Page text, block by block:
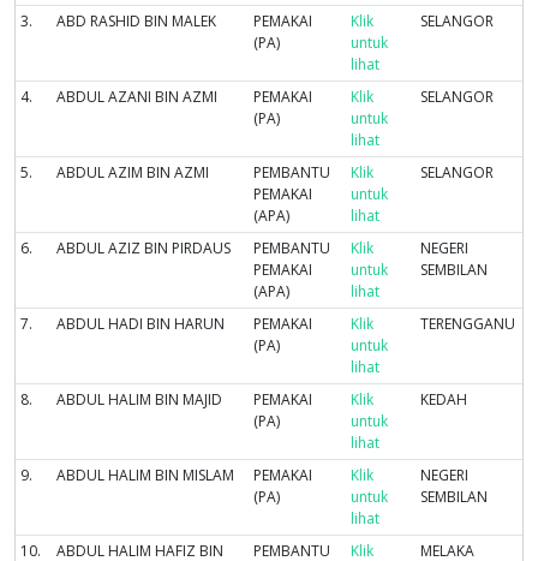
3. ABD RASHID BIN MALEK
PEMAKAI
(PA)
Klik
untuk
lihat
SELANGOR
4. ABDUL AZANI BIN AZMI
PEMAKAI
(PA)
Klik
untuk
lihat
SELANGOR
5. ABDUL AZIM BIN AZMI
PEMBANTU
PEMAKAI
(APA)
Klik
untuk
lihat
SELANGOR
6. ABDUL AZIZ BIN PIRDAUS
PEMBANTU
PEMAKAI
(APA)
Klik
untuk
lihat
NEGERI
SEMBILAN
7. ABDUL HADI BIN HARUN
PEMAKAI
(PA)
Klik
untuk
lihat
TERENGGANU
8. ABDUL HALIM BIN MAJID
PEMAKAI
(PA)
Klik
untuk
lihat
KEDAH
9. ABDUL HALIM BIN MISLAM
PEMAKAI
(PA)
Klik
untuk
lihat
NEGERI
SEMBILAN
10.
ABDUL HALIM HAFIZ BIN
PEMBANTU
Klik
MELAKA